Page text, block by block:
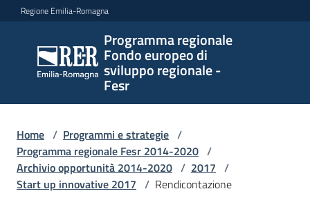
Vai al contenuto
Vai alla navigazione
Vai al footer
Regione Emilia-Romagna
Programma regionale
Fondo europeo di
sviluppo regionale -
Fesr
Programma
regionale
Fondo
europeo di
regionale -
Fesr
Home / Programmi e strategie /
Programma regionale Fesr 2014-2020 /
Archivio opportunità 2014-2020 / 2017 /
Start up innovative 2017 / Rendicontazione